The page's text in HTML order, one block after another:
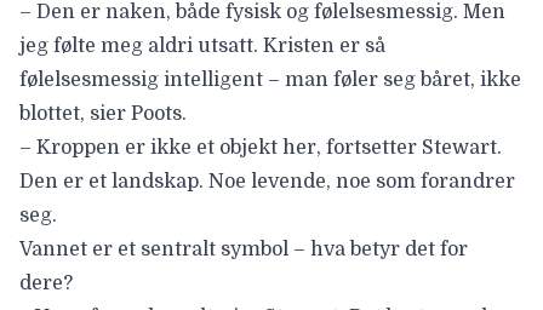
– Den er naken, både fysisk og følelsesmessig. Men
jeg følte meg aldri utsatt. Kristen er så
følelsesmessig intelligent – man føler seg båret, ikke
blottet, sier Poots.
– Kroppen er ikke et objekt her, fortsetter Stewart.
Den er et landskap. Noe levende, noe som forandrer
seg.
Vannet er et sentralt symbol – hva betyr det for
dere?